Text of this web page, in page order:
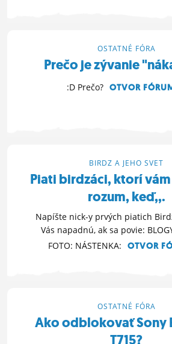
OSTATNÉ FÓRA
Prečo je zývanie
:D Prečo? OTVOR
BIRDZ A JEHO SVET
Piati birdzáci, ktorí
rozum, keď,,.
Napíšte nick-y prvých piatich
Vás napadnú, ak sa povie:
FOTO: NÁSTENKA:
OTVOR
OSTATNÉ FÓRA
Ako odblokovať Sony
T715?